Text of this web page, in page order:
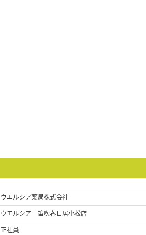
ウエルシア薬局株式会社
ウエルシア 笛吹春日居小松店
正社員